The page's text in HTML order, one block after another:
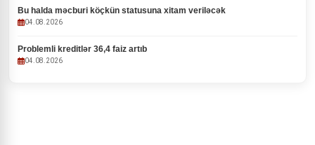
Bu halda məcburi köçkün statusuna xitam veriləcək
04.08.2026
Problemli kreditlər 36,4 faiz artıb
04.08.2026